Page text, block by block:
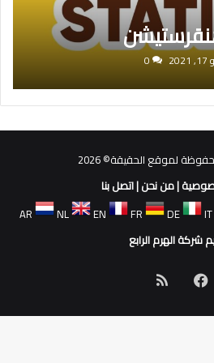
0
لموقع الحقيقة© 2026
|من نحن|اتصل بنا
AR
NL EN FR DE IT
شركة الهرم الرابع
فيسبوك
الموقع